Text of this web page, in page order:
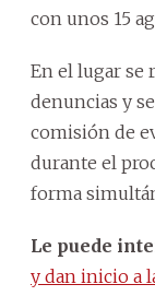
con unos 15
En el lugar se
denuncias y
comisión de
durante el
forma
Le puede
y dan inicio a